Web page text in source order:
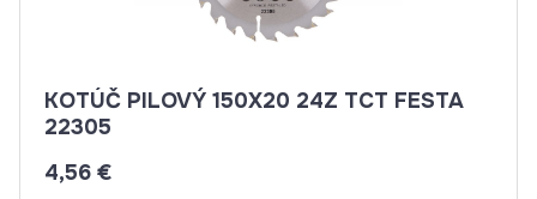
KOTÚČ PILOVÝ 150X20 24Z TCT FESTA
22305
4,56 €